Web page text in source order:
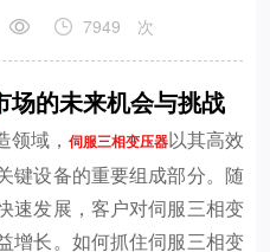
7949 次
场的未来机会与挑战
域， 伺服三相变压器以其高效
键设备的重要组成部分。随
速发展，客户对伺服三相变
增长。如何抓住伺服三相变